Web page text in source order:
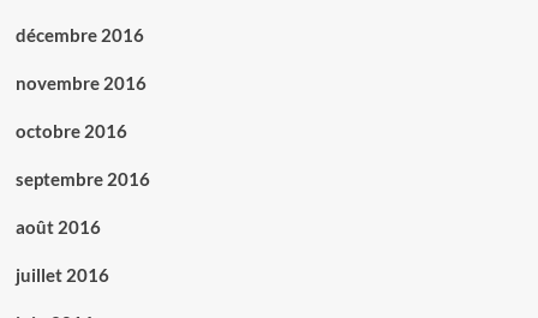
décembre 2016
novembre 2016
octobre 2016
septembre 2016
août 2016
juillet 2016